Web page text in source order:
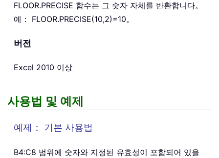
FLOOR.PRECISE 함수는 그 숫자 자체를 반환합니다。
예： FLOOR.PRECISE(10,2)=10。
버전
Excel 2010 이상
사용법 및 예제
예제： 기본 사용법
B4:C8 범위에 숫자와 지정된 유효성이 포함되어 있을